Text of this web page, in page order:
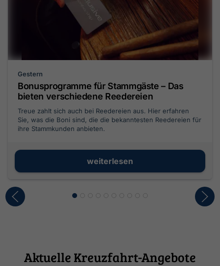
Gestern
Bonusprogramme für Stammgäste – Das
bieten verschiedene Reedereien
Treue zahlt sich auch bei Reedereien aus. Hier erfahren
Sie, was die Boni sind, die die bekanntesten Reedereien für
ihre Stammkunden anbieten.
weiterlesen
Aktuelle Kreuzfahrt-Angebote